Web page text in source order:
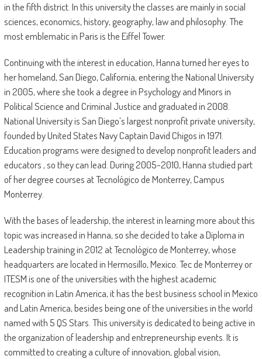
in the fifth district. In this university the classes are mainly in social
sciences, economics, history, geography, law and philosophy. The
most emblematic in Paris is the Eiffel Tower.
Continuing with the interest in education, Hanna turned her eyes to
her homeland, San Diego, California, entering the National University
in 2005, where she took a degree in Psychology and Minors in
Political Science and Criminal Justice and graduated in 2008.
National University is San Diego’s largest nonprofit private university,
founded by United States Navy Captain David Chigos in 1971.
Education programs were designed to develop nonprofit leaders and
educators , so they can lead. During 2005-2010, Hanna studied part
of her degree courses at Tecnológico de Monterrey, Campus
Monterrey.
With the bases of leadership, the interest in learning more about this
topic was increased in Hanna, so she decided to take a Diploma in
Leadership training in 2012 at Tecnológico de Monterrey, whose
headquarters are located in Hermosillo, Mexico. Tec de Monterrey or
ITESM is one of the universities with the highest academic
recognition in Latin America, it has the best business school in Mexico
and Latin America, besides being one of the universities in the world
named with 5 QS Stars. This university is dedicated to being active in
the organization of leadership and entrepreneurship events. It is
committed to creating a culture of innovation, global vision,